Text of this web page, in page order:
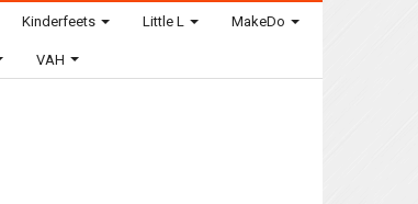
Kinderfeets Little L MakeDo
VAH